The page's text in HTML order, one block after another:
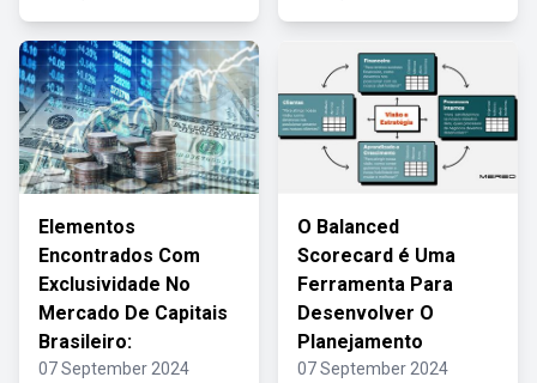
Elementos
Encontrados Com
Exclusividade No
Mercado De Capitais
Brasileiro:
07 September 2024
O Balanced
Scorecard é Uma
Ferramenta Para
Desenvolver O
Planejamento
07 September 2024